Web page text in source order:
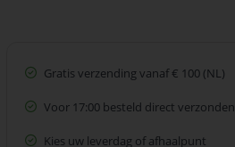
Gratis verzending vanaf € 100 (NL)
Voor 17:00 besteld direct verzonden
Kies uw leverdag of afhaalpunt